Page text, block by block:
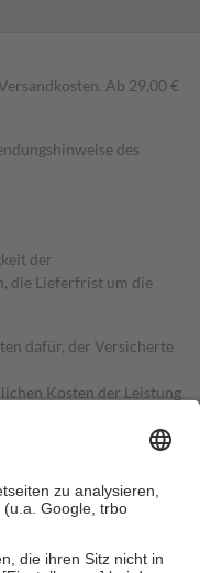
Ab 29,00 €
des
der
die Lieferfrist um die
dafür, der Versicherte
Kosten der Leistung